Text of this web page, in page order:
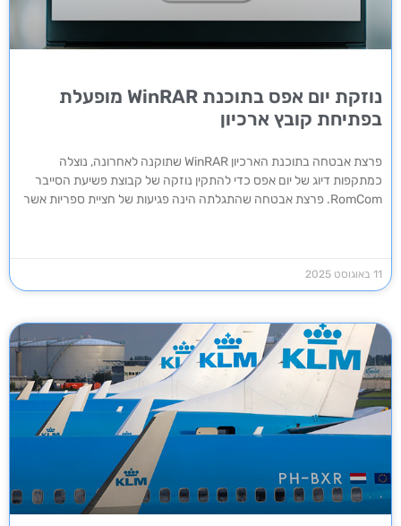
נוזקת יום אפס בתוכנת WinRAR מופעלת
בפתיחת קובץ ארכיון
פרצת אבטחה בתוכנת הארכיון WinRAR שתוקנה לאחרונה, נוצלה
כמתקפות דיוג של יום אפס כדי להתקין נוזקה של קבוצת פשיעת הסייבר
RomCom. פרצת אבטחה שהתגלתה הינה פגיעות של חציית ספריות אשר
11 באוגוסט 2025